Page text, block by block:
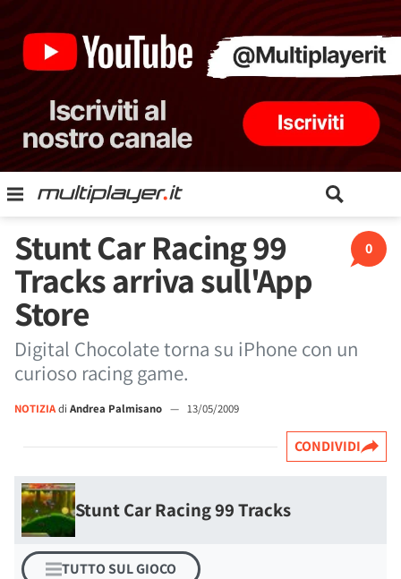
0
Stunt Car Racing 99
Tracks arriva sull'App
Store
Digital Chocolate torna su iPhone con un
curioso racing game.
NOTIZIAdi Andrea Palmisano — 13/05/2009
CONDIVIDI
Stunt Car Racing 99 Tracks
TUTTO SUL GIOCO